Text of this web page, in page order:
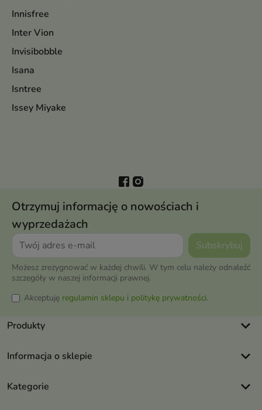
Innisfree
Inter Vion
Invisibobble
Isana
Isntree
Issey Miyake
Otrzymuj informację o nowościach i
wyprzedażach
Możesz zrezygnować w każdej chwili. W tym celu należy odnaleźć
szczegóły w naszej informacji prawnej.
Akceptuję regulamin sklepu i politykę prywatności.
Produkty keyboard_arrow_down
Informacja o sklepie keyboard_arrow_down
Kategorie
keyboard_arrow_down